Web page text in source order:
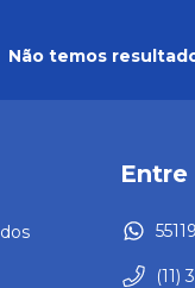
Não temos
(11)